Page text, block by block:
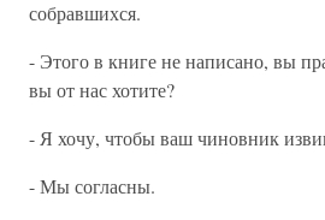
собравшихся.
- Этого в книге не написано, вы
вы от нас хотите?
- Я хочу, чтобы ваш чиновник
- Мы согласны.